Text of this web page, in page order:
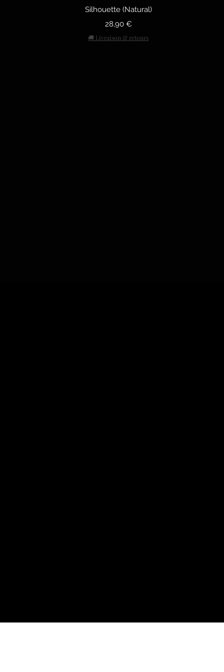
Silhouette (Natural)
Precio
28,90 €
🚚 Livraison & retours